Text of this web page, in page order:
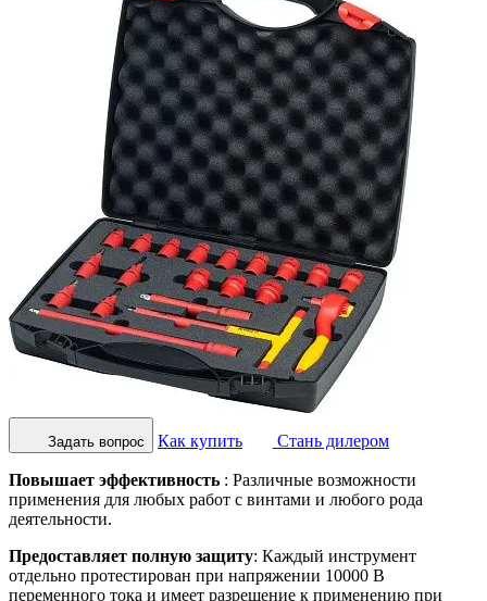
Задать вопрос Как купить Стань дилером
Повышает эффективность : Различные возможности
применения для любых работ с винтами и любого рода
деятельности.
Предоставляет полную защиту: Каждый инструмент
отдельно протестирован при напряжении 10000 В
переменного тока и имеет разрешение к применению при